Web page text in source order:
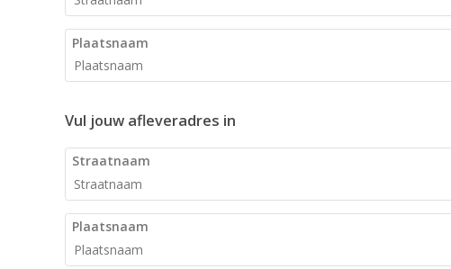
Plaatsnaam
Vul jouw afleveradres in
Straatnaam
Plaatsnaam